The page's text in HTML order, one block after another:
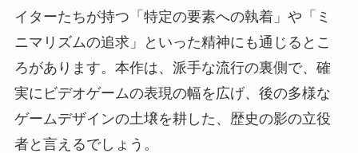
イターたちが持つ「特定の要素への執着」や「ミ
ニマリズムの追求」といった精神にも通じるとこ
ろがあります。本作は、派手な流行の裏側で、確
実にビデオゲームの表現の幅を広げ、後の多様な
ゲームデザインの土壌を耕した、歴史の影の立役
者と言えるでしょう。